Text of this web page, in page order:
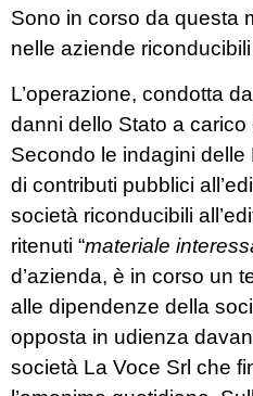
Sono in corso da questa
nelle aziende
L’operazione, condotta
danni dello Stato a carico
Secondo le indagini
di contributi pubblici
società riconducibili
ritenuti “materiale
d’azienda, è in corso un
alle dipendenze della
opposta in udienza
società La Voce Srl che